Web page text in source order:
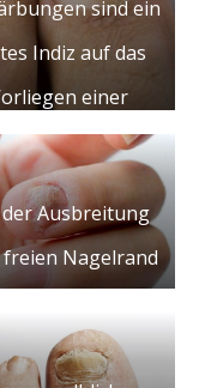
sind ein
Indiz auf das
einer
Nägel sehen
rosig aus und
eine glatte
Oberfläche.
Ausbreitung
Nagelrand
von einer